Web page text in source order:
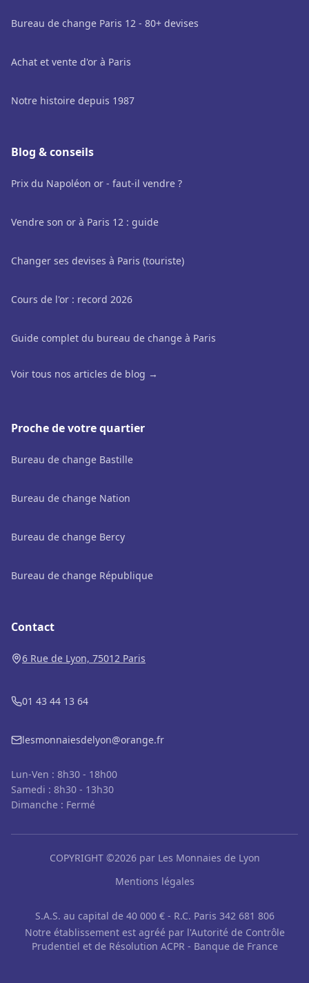
Bureau de change Paris 12 - 80+ devises
Achat et vente d'or à Paris
Notre histoire depuis 1987
Blog & conseils
Prix du Napoléon or - faut-il vendre ?
Vendre son or à Paris 12 : guide
Changer ses devises à Paris (touriste)
Cours de l'or : record 2026
Guide complet du bureau de change à Paris
Voir tous nos articles de blog →
Proche de votre quartier
Bureau de change Bastille
Bureau de change Nation
Bureau de change Bercy
Bureau de change République
Contact
6 Rue de Lyon, 75012 Paris
01 43 44 13 64
lesmonnaiesdelyon@orange.fr
Lun-Ven : 8h30 - 18h00
Samedi : 8h30 - 13h30
Dimanche : Fermé
COPYRIGHT ©2026 par Les Monnaies de Lyon
Mentions légales
S.A.S. au capital de 40 000 € - R.C. Paris 342 681 806
Notre établissement est agréé par l'Autorité de Contrôle
Prudentiel et de Résolution ACPR - Banque de France